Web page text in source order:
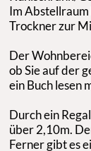
Im Abstellraum
Trockner zur
Der
ob Sie auf der
ein Buch lesen
Durch ein
über 2,10m.
Ferner gibt es